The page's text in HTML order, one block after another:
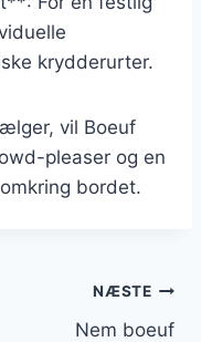
krydderurter.
vil Boeuf
pleaser og en
bordet.
NÆSTE
Nem boeuf